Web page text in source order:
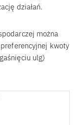
działań.
można
kwoty
ulg)